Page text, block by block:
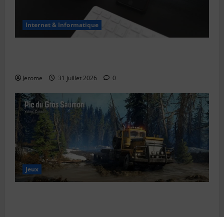
Internet & Informatique
Jerome 31 juillet 2026 0
Jeux